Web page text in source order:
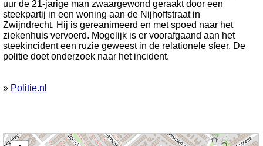
uur de 21-jarige man zwaargewond geraakt door een
steekpartij in een woning aan de Nijhoffstraat in
Zwijndrecht. Hij is gereanimeerd en met spoed naar het
ziekenhuis vervoerd. Mogelijk is er voorafgaand aan het
steekincident een ruzie geweest in de relationele sfeer. De
politie doet onderzoek naar het incident.
» Politie.nl
Kaart nieuws Zwijndrecht. Locatie nieuws: 51.80816 / 4.63595 Nijhoffstraat